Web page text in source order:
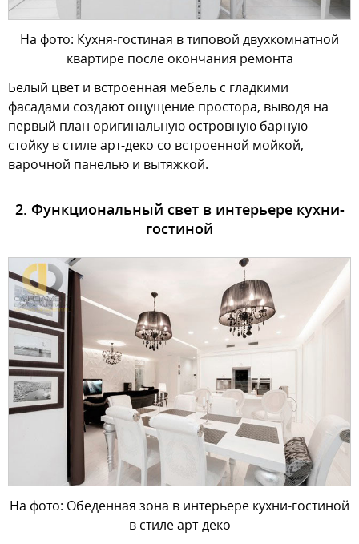
На фото: Кухня-гостиная в типовой двухкомнатной
квартире после окончания ремонта
Белый цвет и встроенная мебель с гладкими
фасадами создают ощущение простора, выводя на
первый план оригинальную островную барную
стойку в стиле арт-деко со встроенной мойкой,
варочной панелью и вытяжкой.
2. Функциональный свет в интерьере кухни-
гостиной
На фото: Обеденная зона в интерьере кухни-гостиной
в стиле арт-деко